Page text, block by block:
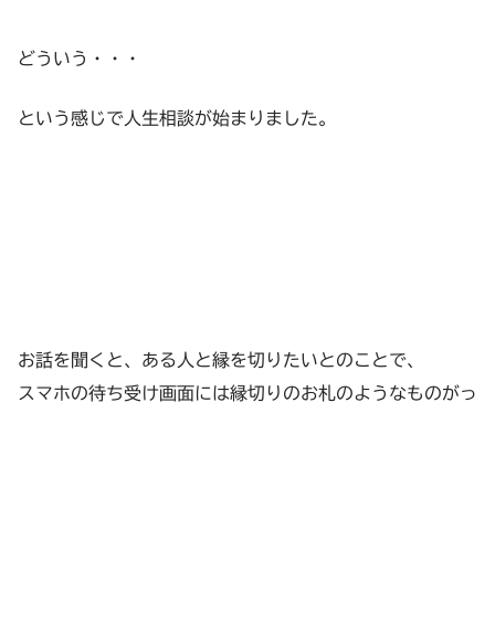
どういう・・・
という感じで人生相談が始まりました。
お話を聞くと、ある人と縁を切りたいとのことで、
スマホの待ち受け画面には縁切りのお札のようなものがっ